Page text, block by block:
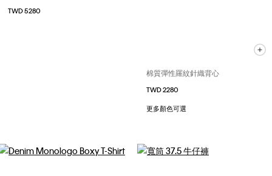
TWD 5280
棉質彈性羅紋針織背心
TWD 2280
更多顏色可選